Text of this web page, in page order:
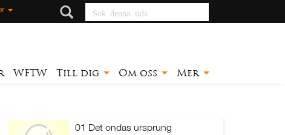
Sök denna sida
WFTW Till dig Om oss Mer
01 Det ondas ursprung